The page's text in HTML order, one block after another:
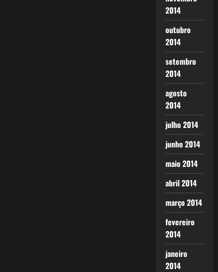
2014
outubro
2014
setembro
2014
agosto
2014
julho 2014
junho 2014
maio 2014
abril 2014
março 2014
fevereiro
2014
janeiro
2014